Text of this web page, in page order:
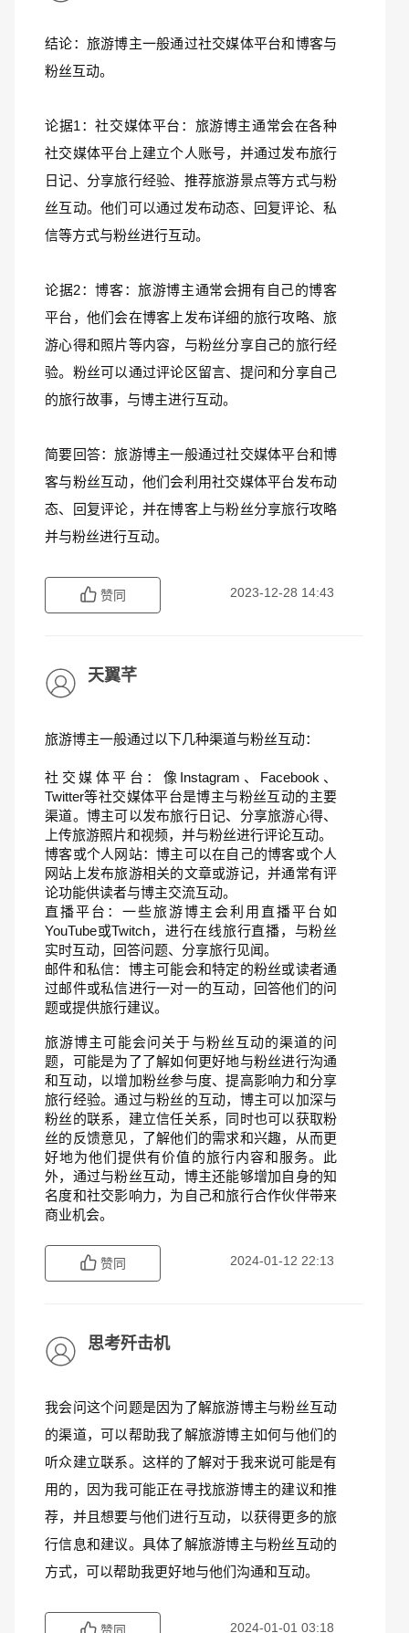
结论：旅游博主一般通过社交媒体平台和博客与
粉丝互动。
论据1：社交媒体平台：旅游博主通常会在各种
社交媒体平台上建立个人账号，并通过发布旅行
日记、分享旅行经验、推荐旅游景点等方式与粉
丝互动。他们可以通过发布动态、回复评论、私
信等方式与粉丝进行互动。
论据2：博客：旅游博主通常会拥有自己的博客
平台，他们会在博客上发布详细的旅行攻略、旅
游心得和照片等内容，与粉丝分享自己的旅行经
验。粉丝可以通过评论区留言、提问和分享自己
的旅行故事，与博主进行互动。
简要回答：旅游博主一般通过社交媒体平台和博
客与粉丝互动，他们会利用社交媒体平台发布动
态、回复评论，并在博客上与粉丝分享旅行攻略
并与粉丝进行互动。
赞同 2023-12-28 14:43
天翼芊
旅游博主一般通过以下几种渠道与粉丝互动：
社交媒体平台：像Instagram、Facebook、
Twitter等社交媒体平台是博主与粉丝互动的主要
渠道。博主可以发布旅行日记、分享旅游心得、
上传旅游照片和视频，并与粉丝进行评论互动。
博客或个人网站：博主可以在自己的博客或个人
网站上发布旅游相关的文章或游记，并通常有评
论功能供读者与博主交流互动。
直播平台：一些旅游博主会利用直播平台如
YouTube或Twitch，进行在线旅行直播，与粉丝
实时互动，回答问题、分享旅行见闻。
邮件和私信：博主可能会和特定的粉丝或读者通
过邮件或私信进行一对一的互动，回答他们的问
题或提供旅行建议。
旅游博主可能会问关于与粉丝互动的渠道的问
题，可能是为了了解如何更好地与粉丝进行沟通
和互动，以增加粉丝参与度、提高影响力和分享
旅行经验。通过与粉丝的互动，博主可以加深与
粉丝的联系，建立信任关系，同时也可以获取粉
丝的反馈意见，了解他们的需求和兴趣，从而更
好地为他们提供有价值的旅行内容和服务。此
外，通过与粉丝互动，博主还能够增加自身的知
名度和社交影响力，为自己和旅行合作伙伴带来
商业机会。
赞同 2024-01-12 22:13
思考歼击机
我会问这个问题是因为了解旅游博主与粉丝互动
的渠道，可以帮助我了解旅游博主如何与他们的
听众建立联系。这样的了解对于我来说可能是有
用的，因为我可能正在寻找旅游博主的建议和推
荐，并且想要与他们进行互动，以获得更多的旅
行信息和建议。具体了解旅游博主与粉丝互动的
方式，可以帮助我更好地与他们沟通和互动。
2024-01-01 03:18